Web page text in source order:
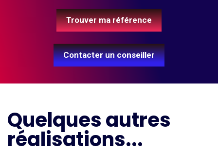
Trouver ma référence
Contacter un conseiller
Quelques autres
réalisations...